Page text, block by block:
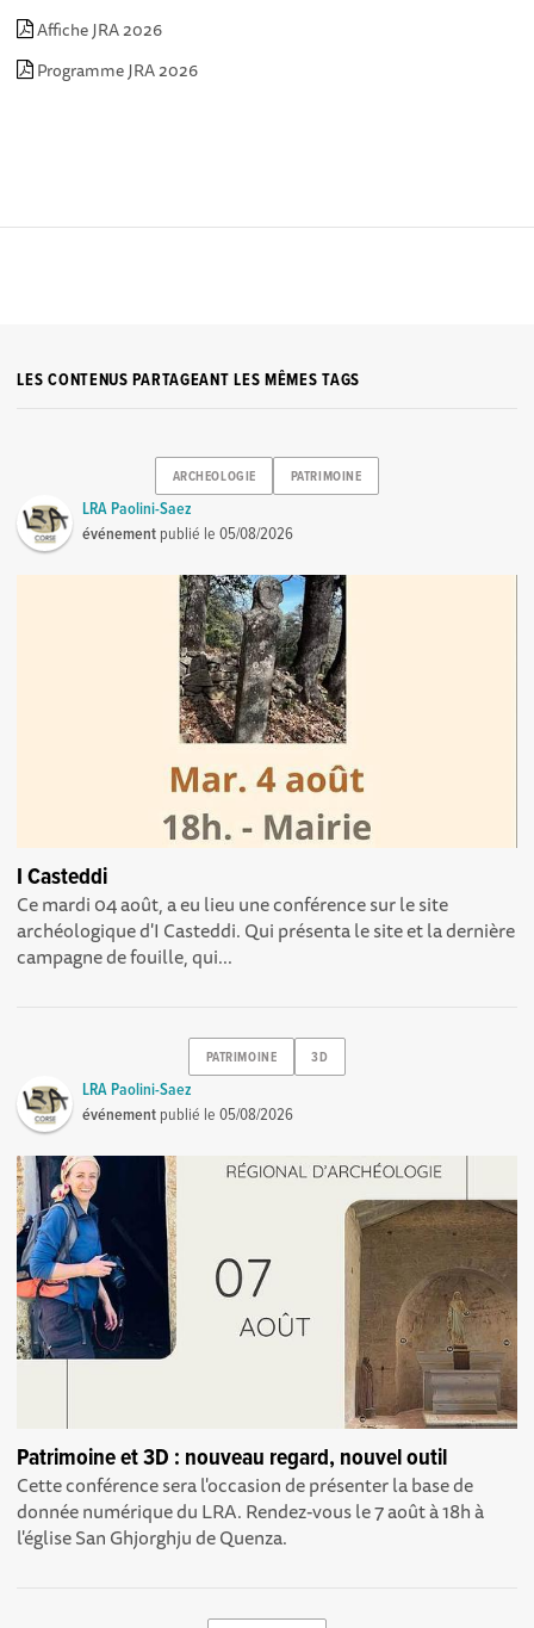
Affiche JRA 2026
Programme JRA 2026
LES CONTENUS PARTAGEANT LES MÊMES TAGS
ARCHEOLOGIE PATRIMOINE
LRA Paolini-Saez
événement publié le05/08/2026
I Casteddi
Ce mardi 04 août, a eu lieu une conférence sur le site
archéologique d'I Casteddi. Qui présenta le site et la dernière
campagne de fouille, qui...
PATRIMOINE 3D
LRA Paolini-Saez
événement publié le05/08/2026
Patrimoine et 3D : nouveau regard, nouvel outil
Cette conférence sera l'occasion de présenter la base de
donnée numérique du LRA. Rendez-vous le 7 août à 18h à
l'église San Ghjorghju de Quenza.